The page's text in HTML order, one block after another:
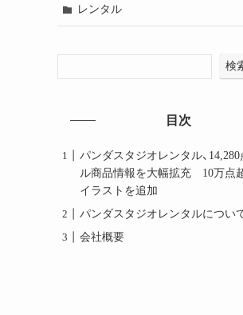
レンタル
検
目次
パンダスタジオレンタル、
ル商品情報を大幅拡充 10万点
イラストを追加
パンダスタジオレンタルについ
会社概要